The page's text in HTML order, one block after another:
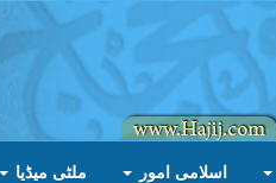
اسلامی امور ملٹی میڈیا